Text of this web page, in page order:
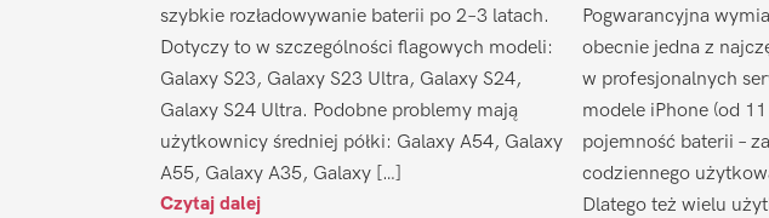
szybkie rozładowywanie baterii po 2–3 latach.
Dotyczy to w szczególności flagowych modeli:
Galaxy S23, Galaxy S23 Ultra, Galaxy S24,
Galaxy S24 Ultra. Podobne problemy mają
użytkownicy średniej półki: Galaxy A54, Galaxy
A55, Galaxy A35, Galaxy […]
Czytaj dalej
Pogwarancyjna
obecnie jedna z
w profesjonalnych
modele iPhone (od
pojemność baterii –
codziennego
Dlatego też wielu